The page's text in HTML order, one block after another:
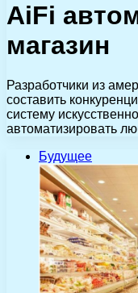
AiFi
магазин
Разработчики из
составить
систему
автоматизировать
Будущее